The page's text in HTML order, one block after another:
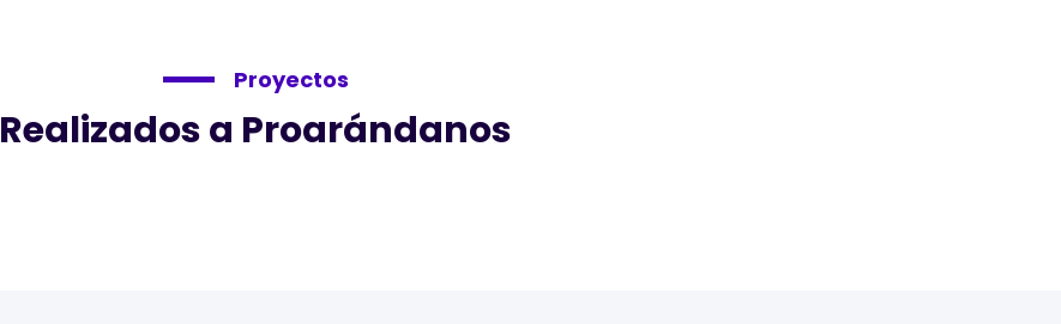
Proyectos
Realizados a Proarándanos